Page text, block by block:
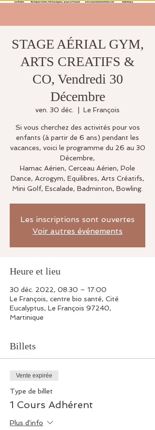
STAGE AÉRIAL GYM,
ARTS CREATIFS &
CO, Vendredi 30
Décembre
ven. 30 déc. Le François
Si vous cherchez des activités pour vos
enfants (à partir de 6 ans) pendant les
vacances, voici le programme du 26 au 30
Décembre,
Hamac Aérien, Cerceau Aérien, Pole
Dance, Acrogym, Equilibres, Arts Créatifs,
Mini Golf, Escalade, Badminton, Bowling.
Les inscriptions sont ouvertes
Voir autres événements
Heure et lieu
30 déc. 2022, 08:30 – 17:00
Le François, centre bio santé, Cité
Eucalyptus, Le François 97240,
Martinique
Billets
Vente expirée
Type de billet
1 Cours Adhérent
Plus d'info